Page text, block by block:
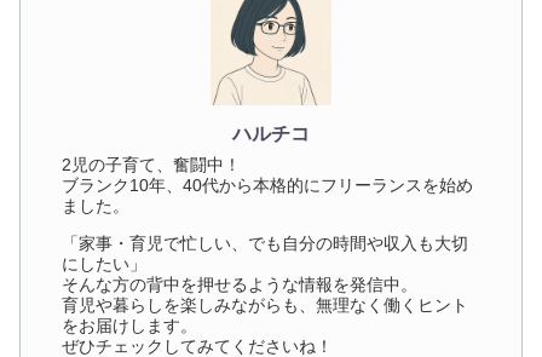
ハルチコ
2児の子育て、奮闘中！
ブランク10年、40代から本格的にフリーランスを始め
ました。
「家事・育児で忙しい、でも自分の時間や収入も大切
にしたい」
そんな方の背中を押せるような情報を発信中。
育児や暮らしを楽しみながらも、無理なく働くヒント
をお届けします。
ぜひチェックしてみてくださいね！